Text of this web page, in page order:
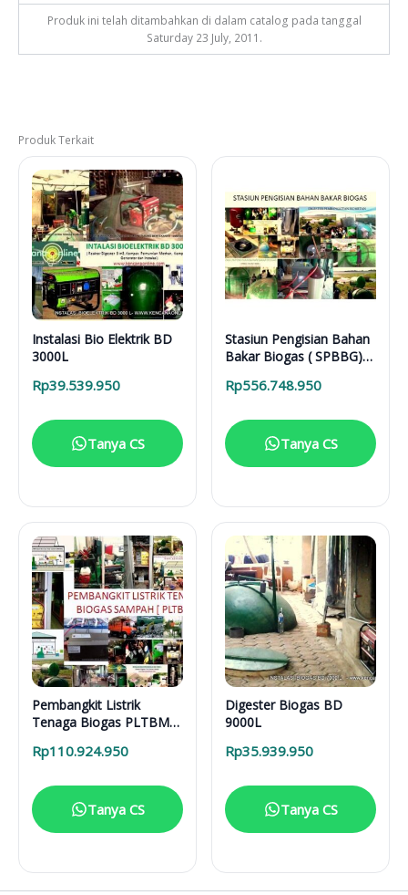
Produk ini telah ditambahkan di dalam catalog pada tanggal
Saturday 23 July, 2011.
Produk Terkait
Instalasi Bio Elektrik BD
3000L
Rp39.539.950
Tanya CS
Stasiun Pengisian Bahan
Bakar Biogas ( SPBBG)
Rp556.748.950
Tanya CS
Pembangkit Listrik
Tenaga Biogas PLTBM
Rp110.924.950
Tanya CS
Digester Biogas BD
9000L
Rp35.939.950
Tanya CS